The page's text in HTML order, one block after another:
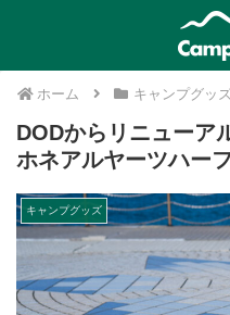
ホーム キャンプグッ
DODからリニューア
ホネアルヤーツハー
キャンプグッズ